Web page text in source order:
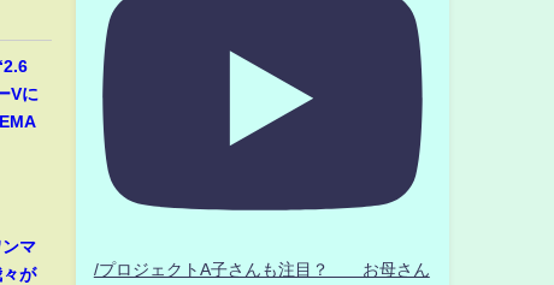
Vに
マ
が
/プロジェクトA子さんも注目？ お母さん